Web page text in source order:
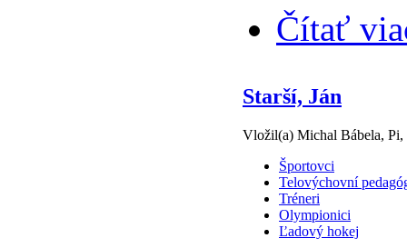
Čítať
Starší, Ján
Vložil(a) Michal Bábela, Pi,
Športovci
Telovýchovní
Tréneri
Olympionici
Ľadový hokej